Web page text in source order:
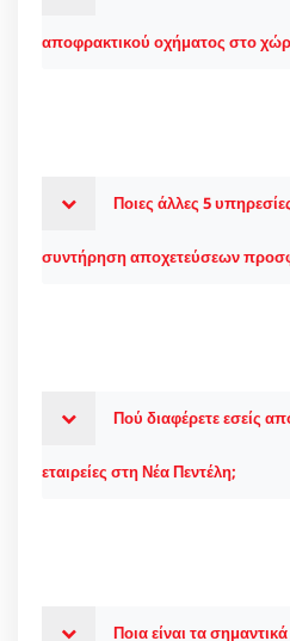
αποφρακτικού οχήματος στο
Ποιες άλλες 5
συντήρηση αποχετεύσεων
Πού διαφέρετε εσείς
εταιρείες στη Νέα Πεντέλη;
Ποια είναι τα